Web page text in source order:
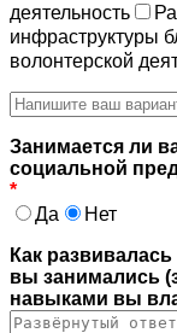
деятельность
инфраструктуры
волонтерской
Занимается ли
социальной
*
Да
Нет
Как
вы занимались
навыками вы